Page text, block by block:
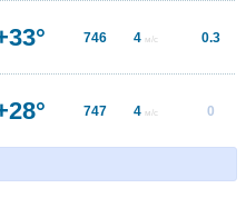
746 4 м/с 0.3
747 4 м/с 0